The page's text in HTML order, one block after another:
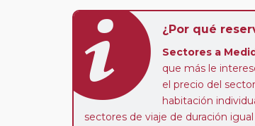
¿Por qué
Sectores a
que más le
el precio del
habitación
sectores de viaje de duración